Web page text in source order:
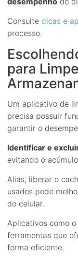
Consulte dicas e
processo.
para
Um aplicativo de
precisa possuir
garantir o
Identificar e
evitando o
Aliás, liberar o
usados pode
do celular.
Aplicativos como o
ferramentas que
forma eficiente.